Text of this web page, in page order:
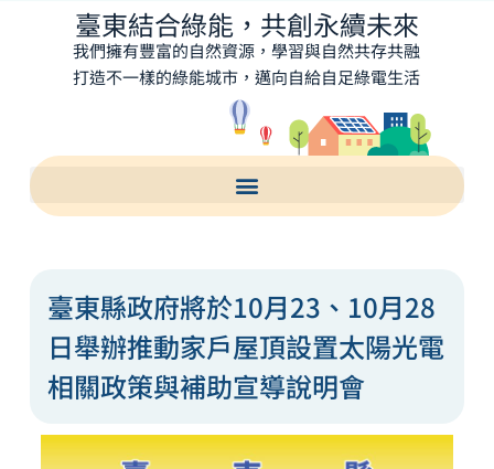
臺東結合綠能，共創永續未來
我們擁有豐富的自然資源，學習與自然共存共融
打造不一樣的綠能城市，邁向自給自足綠電生活
臺東縣政府將於10月23、10月28
日舉辦推動家戶屋頂設置太陽光電
相關政策與補助宣導說明會